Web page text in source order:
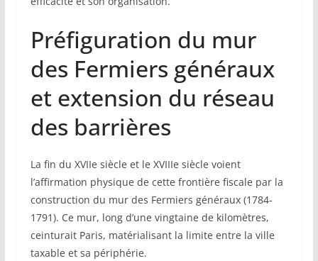
Préfiguration du mur
des Fermiers généraux
et extension du réseau
des barrières
La fin du XVIIe siècle et le XVIIIe siècle voient
l’affirmation physique de cette frontière fiscale par la
construction du mur des Fermiers généraux (1784-
1791). Ce mur, long d’une vingtaine de kilomètres,
ceinturait Paris, matérialisant la limite entre la ville
taxable et sa périphérie.